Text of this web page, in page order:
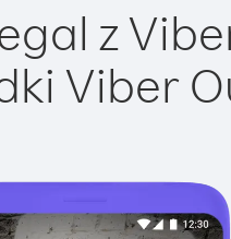
z
Viber